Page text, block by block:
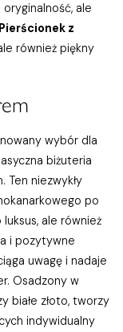
ale
Pierścionek z
również piękny
wybór dla
biżuteria
Ten niezwykły
po
ale również
i pozytywne
uwagę i nadaje
Osadzony w
białe złoto, tworzy
indywidualny